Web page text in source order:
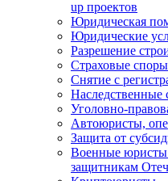
up проектов
Юридическая
Юридические
Разрешение
Страховые споры
Снятие с
Наследственные
Уголовно-
Автоюристы,
Защита от
Военные
защитникам